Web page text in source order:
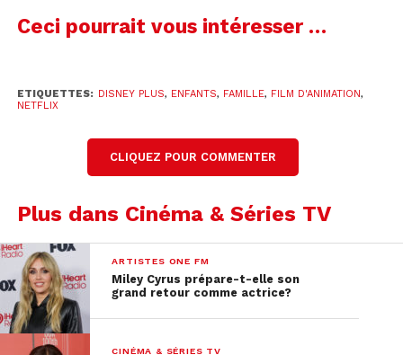
Ceci pourrait vous intéresser …
ETIQUETTES: DISNEY PLUS, ENFANTS, FAMILLE, FILM D'ANIMATION,
NETFLIX
CLIQUEZ POUR COMMENTER
Plus dans Cinéma & Séries TV
ARTISTES ONE FM
Miley Cyrus prépare-t-elle son
grand retour comme actrice?
CINÉMA & SÉRIES TV